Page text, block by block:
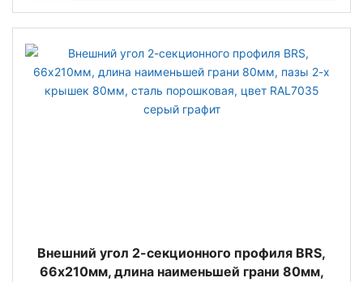
Внешний угол 2-секционного профиля BRS,
66х210мм, длина наимeньшей грани 80мм,